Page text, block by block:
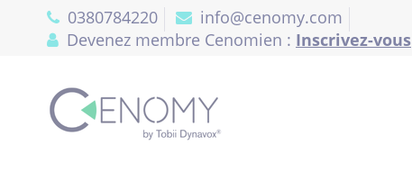
0380784220
info@cenomy.com
Devenez membre Cenomien : Inscrivez-vous
Panneau de gestion des cookies